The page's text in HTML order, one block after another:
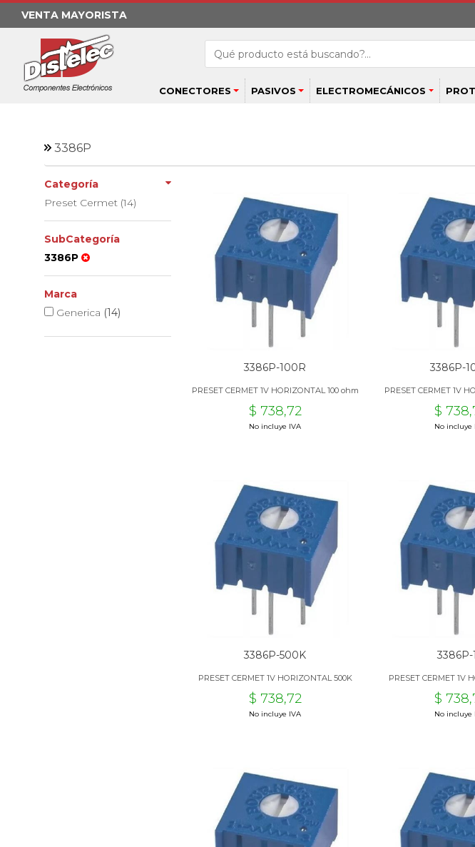
VENTA MAYORISTA
CONECTORES PASIVOS ELECTROMECÁNICOS
3386P
Categoría
Preset Cermet (14)
SubCategoría
3386P
Marca
Generica (14)
3386P-100R
PRESET CERMET 1V HORIZONTAL 100 ohm
$ 738,72
No incluye IVA
3386P-
PRESET CERMET 1V
$
No incluye
3386P-500K
PRESET CERMET 1V HORIZONTAL 500K
$ 738,72
No incluye IVA
3386P-
PRESET CERMET 1V
$
No incluye